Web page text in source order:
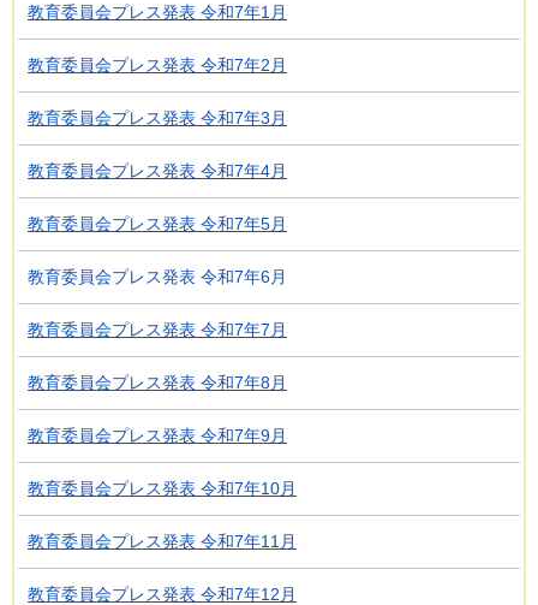
教育委員会プレス発表 令和7年1月
教育委員会プレス発表 令和7年2月
教育委員会プレス発表 令和7年3月
教育委員会プレス発表 令和7年4月
教育委員会プレス発表 令和7年5月
教育委員会プレス発表 令和7年6月
教育委員会プレス発表 令和7年7月
教育委員会プレス発表 令和7年8月
教育委員会プレス発表 令和7年9月
教育委員会プレス発表 令和7年10月
教育委員会プレス発表 令和7年11月
教育委員会プレス発表 令和7年12月